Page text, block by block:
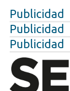
Publicidad
Publicidad
Publicidad